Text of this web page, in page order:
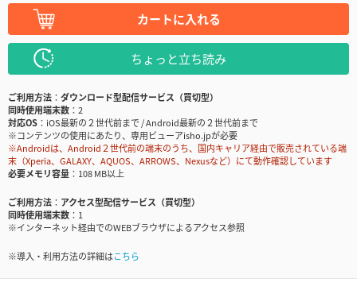
カートに入れる
ちょっと立ち読み
ご利用方法
ダウンロード型配信サービス（買切型）
同時使用端末数
2
対応OS
iOS最新の２世代前まで / Android最新の２世代前まで
※コンテンツの使用にあたり、専用ビューアisho.jpが必要
※Androidは、Android２世代前の端末のうち、国内キャリア経由で販売されている端
末（Xperia、GALAXY、AQUOS、ARROWS、Nexusなど）にて動作確認しています
必要メモリ容量
108 MB以上
ご利用方法
アクセス型配信サービス（買切型）
同時使用端末数
1
※インターネット経由でのWEBブラウザによるアクセス参照
※導入・利用方法の詳細はこちら